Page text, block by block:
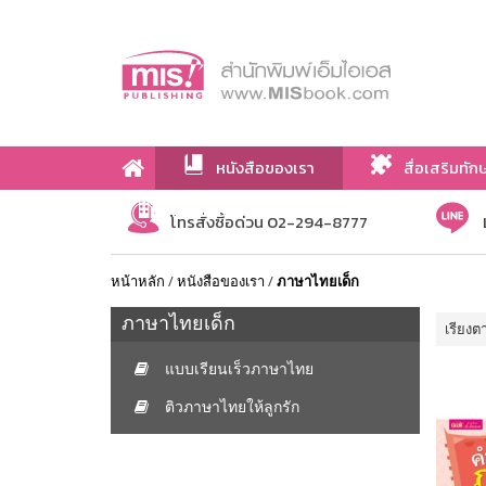
หนังสือของเรา
สื่อเสริมทัก
เกี่ยวกับเรา
โทรสั่งซื้อด่วน 02-294-8777
หน้าหลัก /หนังสือของเรา /ภาษาไทยเด็ก
ภาษาไทยเด็ก
แบบเรียนเร็วภาษาไทย
ติวภาษาไทยให้ลูกรัก
เรียง